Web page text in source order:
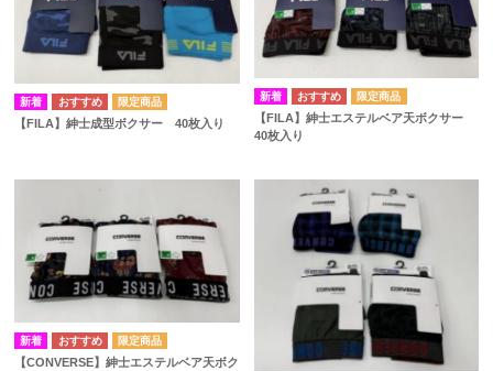
【FILA】紳士成型ボクサー 40枚入り
【FILA】紳士エステルベア天ボクサー
40枚入り
【CONVERSE】紳士エステルベア天ボク